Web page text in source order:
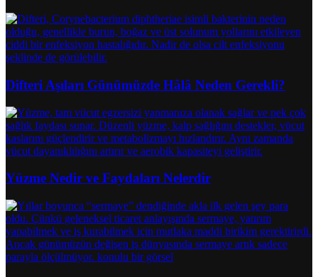
Difteri Aşıları Günümüzde Hâlâ Neden Gerekli?
Yüzme Nedir ve Faydaları Nelerdir